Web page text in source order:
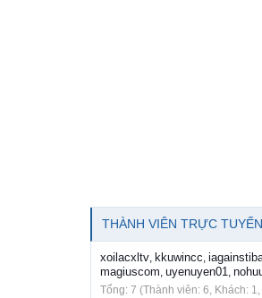
THÀNH VIÊN TRỰC TUYẾN
xoilacxltv, kkuwincc,
magiuscom, uyenuyen01,
Tổng: 7 (Thành viên: 6, Khách: